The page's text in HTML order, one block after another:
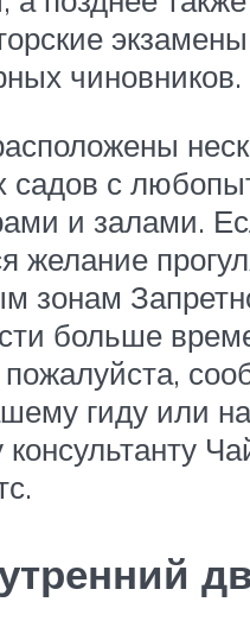
чиновников.
садов с
и залами.
желание
зонам
больше
гиду или